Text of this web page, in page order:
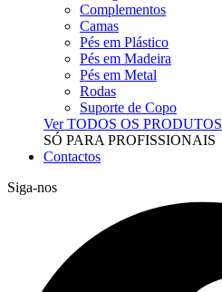
Complementos
Camas
Pés em Plástico
Pés em Madeira
Pés em Metal
Rodas
Suporte de Copo
Ver TODOS OS PRODUTOS
SÓ PARA PROFISSIONAIS
Contactos
Siga-nos